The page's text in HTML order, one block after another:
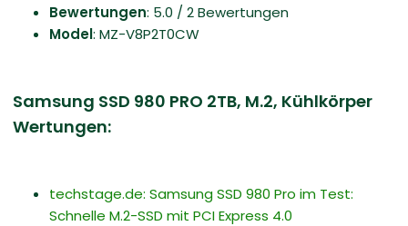
Bewertungen: 5.0 / 2 Bewertungen
Model: MZ-V8P2T0CW
Samsung SSD 980 PRO 2TB, M.2, Kühlkörper
Wertungen:
techstage.de: Samsung SSD 980 Pro im Test:
Schnelle M.2-SSD mit PCI Express 4.0